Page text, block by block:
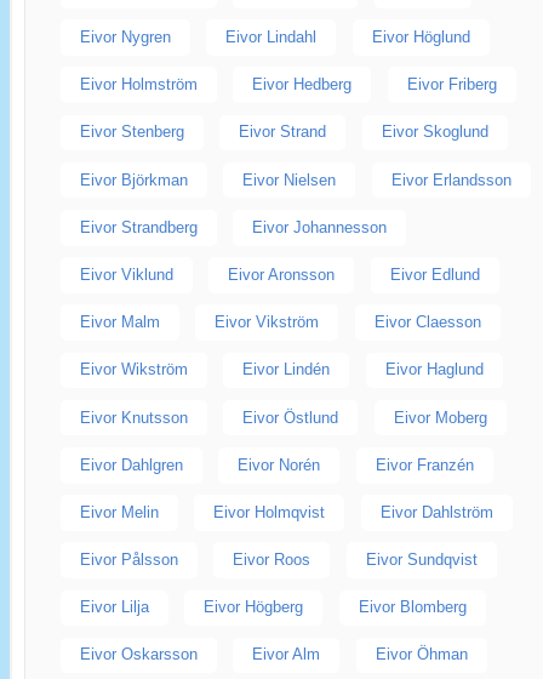
Eivor Nygren Eivor Lindahl Eivor Höglund
Eivor Holmström Eivor Hedberg Eivor Friberg
Eivor Stenberg Eivor Strand Eivor Skoglund
Eivor Björkman Eivor Nielsen Eivor Erlandsson
Eivor Strandberg Eivor Johannesson
Eivor Viklund Eivor Aronsson Eivor Edlund
Eivor Malm Eivor Vikström Eivor Claesson
Eivor Wikström Eivor Lindén Eivor Haglund
Eivor Knutsson Eivor Östlund Eivor Moberg
Eivor Dahlgren Eivor Norén Eivor Franzén
Eivor Melin Eivor Holmqvist Eivor Dahlström
Eivor Pålsson Eivor Roos Eivor Sundqvist
Eivor Lilja Eivor Högberg Eivor Blomberg
Eivor Oskarsson Eivor Alm Eivor Öhman